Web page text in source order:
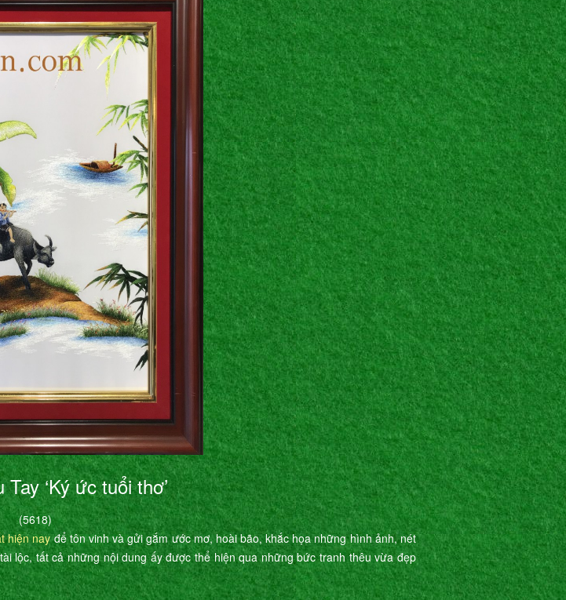
‘Ký ức tuổi thơ’
(5618)
hiện nayđể tôn vinh và gửi gắm ước mơ, hoài bão, khắc họa những hình ảnh, nét
lộc, tất cả những nội dung ấy được thể hiện qua những bức tranh thêu vừa đẹp